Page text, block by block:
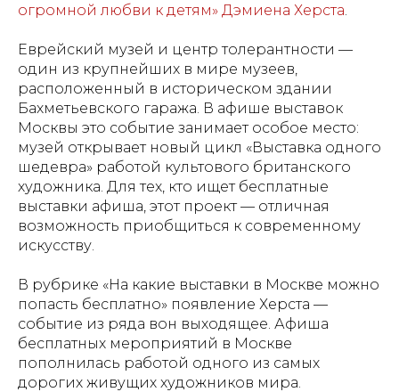
огромной любви к детям» Дэмиена Херста.
Еврейский музей и центр толерантности —
один из крупнейших в мире музеев,
расположенный в историческом здании
Бахметьевского гаража. В афише выставок
Москвы это событие занимает особое место:
музей открывает новый цикл «Выставка одного
шедевра» работой культового британского
художника. Для тех, кто ищет бесплатные
выставки афиша, этот проект — отличная
возможность приобщиться к современному
искусству.
В рубрике «На какие выставки в Москве можно
попасть бесплатно» появление Херста —
событие из ряда вон выходящее. Афиша
бесплатных мероприятий в Москве
пополнилась работой одного из самых
дорогих живущих художников мира.